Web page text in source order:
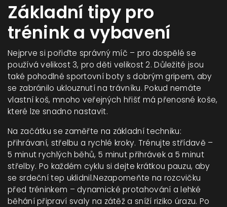
Základní tipy pro
trénink a vybavení
Nejprve si pořiďte správný míč – pro dospělé se
používá velikost 3, pro děti velikost 2. Důležité jsou
také pohodlné sportovní boty s dobrým gripem, aby
se zabránilo uklouznutí na trávníku. Pokud nemáte
vlastní koš, mnoho veřejných hřišť má přenosné koše,
které lze snadno nastavit.
Na začátku se zaměřte na základní techniku:
přihrávaní, střelbu a rychlé kroky. Trénujte střídavě –
5 minut rychlých běhů, 5 minut přihrávek a 5 minut
střelby. Po každém cyklu si dejte krátkou pauzu, aby
se srdeční tep uklidnil.Nezapomeňte na rozcvičku
před tréninkem – dynamické protahování a lehké
běhání připraví svaly na zátěž a sníží riziko úrazu. Po